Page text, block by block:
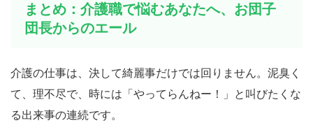
まとめ：介護職で悩むあなたへ、お団子
団長からのエール
介護の仕事は、決して綺麗事だけでは回りません。泥臭く
て、理不尽で、時には「やってらんねー！」と叫びたくな
る出来事の連続です。